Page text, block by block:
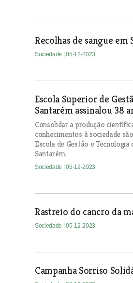
Recolhas de sangue em
Sociedade | 05-12-2023
Escola Superior de
Santarém assinalou 38
Consolidar a produção
conhecimentos à sociedade
Escola de Gestão e
Santarém.
Sociedade | 05-12-2023
Rastreio do cancro da
Sociedade | 05-12-2023
Campanha Sorriso